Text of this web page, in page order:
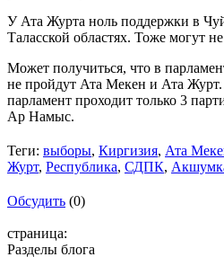
У Ата Журта ноль поддержки в
Таласской областях. Тоже могут
Может получиться, что в
не пройдут Ата Мекен и Ата Журт.
парламент проходит только 3
Ар Намыс.
Теги: выборы, Киргизия, Ата
Журт, Республика, СДПК,
Обсудить (0)
страница:
Разделы блога